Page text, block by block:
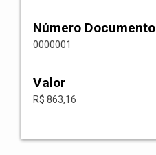
Número Documento
0000001
Valor
R$ 863,16